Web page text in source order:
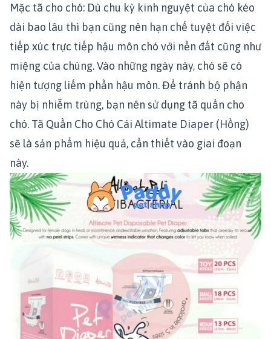
Mặc tã cho chó: Dù chu kỳ kinh nguyệt của chó kéo
dài bao lâu thì bạn cũng nên hạn chế tuyệt đối việc
tiếp xúc trực tiếp hậu môn chó với nền đất cũng như
miệng của chúng. Vào những ngày này, chó sẽ có
hiện tượng liếm phần hậu môn. Để tránh bộ phận
này bị nhiễm trùng, bạn nên sử dụng tã quần cho
chó. Tã Quần Cho Chó Cái Altimate Diaper (Hồng)
sẽ là sản phẩm hiệu quả, cần thiết vào giai đoạn
này.